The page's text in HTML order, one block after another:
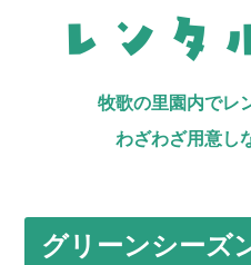
レンタ
牧歌の里園内でレ
わざわざ用意し
グリーンシーズ